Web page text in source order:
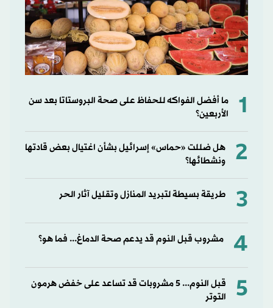
1
ما أفضل الفواكه للحفاظ على صحة البروستاتا بعد سن
الأربعين؟
2
هل ضللت «حماس» إسرائيل بشأن اغتيال بعض قادتها
ونشطائها؟
3 طريقة بسيطة لتبريد المنازل وتقليل آثار الحر
4 مشروب قبل النوم قد يدعم صحة الدماغ... فما هو؟
5
قبل النوم... 5 مشروبات قد تساعد على خفض هرمون
التوتر